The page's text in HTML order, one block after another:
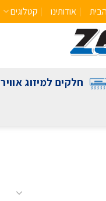
אודותינו קטלוגים
חלקים למיזוג אוויר